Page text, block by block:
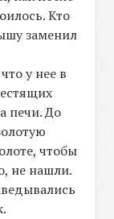
Кто
заменил
у нее в
печи. До
чтобы
не нашли.